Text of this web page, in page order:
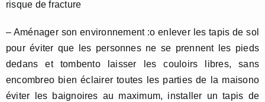
risque de fracture
– Aménager son environnement :o enlever les tapis de sol
pour éviter que les personnes ne se prennent les pieds
dedans et tombento laisser les couloirs libres, sans
encombreo bien éclairer toutes les parties de la maisono
éviter les baignoires au maximum, installer un tapis de